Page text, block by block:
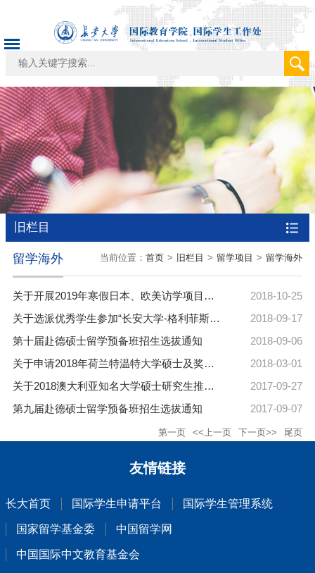
旧栏目
当前位置： 首页 > 旧栏目 > 留学项目 > 留学海外
留学海外
关于开展2019年寒假日本、欧美访学项目的通知
2018-10-25
关于选派优秀学生参加“长安大学-格利菲斯大学短期交流项目”（假期国际社会实践）的通知
2018-09-17
第十届赴德硕士留学预备班招生选拔通知
2018-09-06
关于申请2018年荷兰特温特大学硕士及奖学金的通知
2018-03-01
关于2018澳大利亚知名大学硕士研究生推荐名额的通知
2017-09-27
第九届赴德硕士留学预备班招生选拔通知
2017-09-07
第一页 <<上一页 下一页>> 尾页
友情链接
长大首页 国际学生申请平台 国际学生管理系统
国家留学基金委 中国留学网
中国国际中文教育基金会